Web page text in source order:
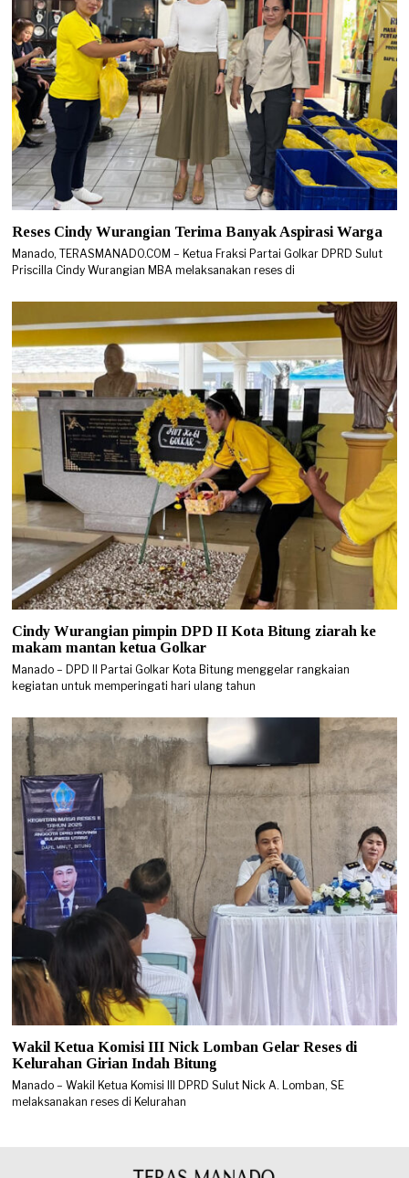
Reses Cindy Wurangian Terima Banyak Aspirasi Warga
Manado, TERASMANADO.COM – Ketua Fraksi Partai Golkar DPRD Sulut
Priscilla Cindy Wurangian MBA melaksanakan reses di
Cindy Wurangian pimpin DPD II Kota Bitung ziarah ke
makam mantan ketua Golkar
Manado – DPD II Partai Golkar Kota Bitung menggelar rangkaian
kegiatan untuk memperingati hari ulang tahun
Wakil Ketua Komisi III Nick Lomban Gelar Reses di
Kelurahan Girian Indah Bitung
Manado – Wakil Ketua Komisi III DPRD Sulut Nick A. Lomban, SE
melaksanakan reses di Kelurahan